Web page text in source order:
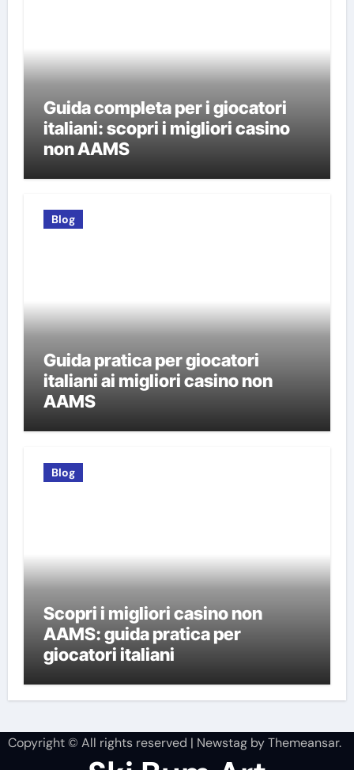
Guida completa per i giocatori
italiani: scopri i migliori casino
non AAMS
Blog
Guida pratica per giocatori
italiani ai migliori casino non
AAMS
Blog
Scopri i migliori casino non
AAMS: guida pratica per
giocatori italiani
Copyright © All rights reserved | NewstagbyThemeansar.